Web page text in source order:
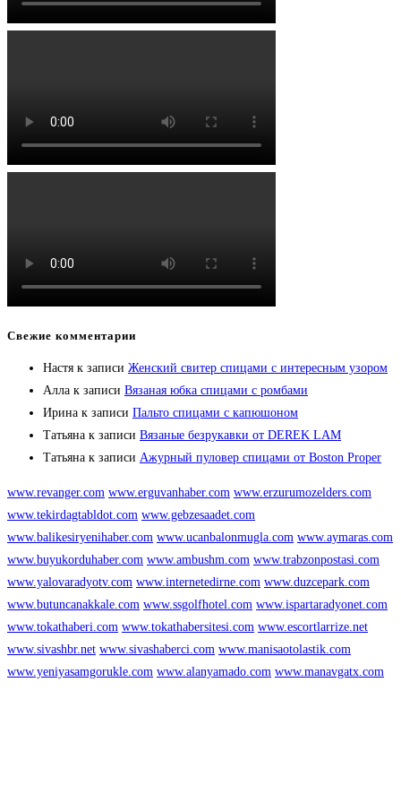
Свежие комментарии
Настя к записи Женский свитер спицами с интересным узором
Алла к записи Вязаная юбка спицами с ромбами
Ирина к записи Пальто спицами с капюшоном
Татьяна к записи Вязаные безрукавки от DEREK LAM
Татьяна к записи Ажурный пуловер спицами от Boston Proper
www.revanger.com www.erguvanhaber.com www.erzurumozelders.com
www.tekirdagtabldot.com www.gebzesaadet.com
www.balikesiryenihaber.com www.ucanbalonmugla.com www.aymaras.com
www.buyukorduhaber.com www.ambushm.com www.trabzonpostasi.com
www.yalovaradyotv.com www.internetedirne.com www.duzcepark.com
www.butuncanakkale.com www.ssgolfhotel.com www.ispartaradyonet.com
www.tokathaberi.com www.tokathabersitesi.com www.escortlarrize.net
www.sivashbr.net www.sivashaberci.com www.manisaotolastik.com
www.yeniyasamgorukle.com www.alanyamado.com www.manavgatx.com